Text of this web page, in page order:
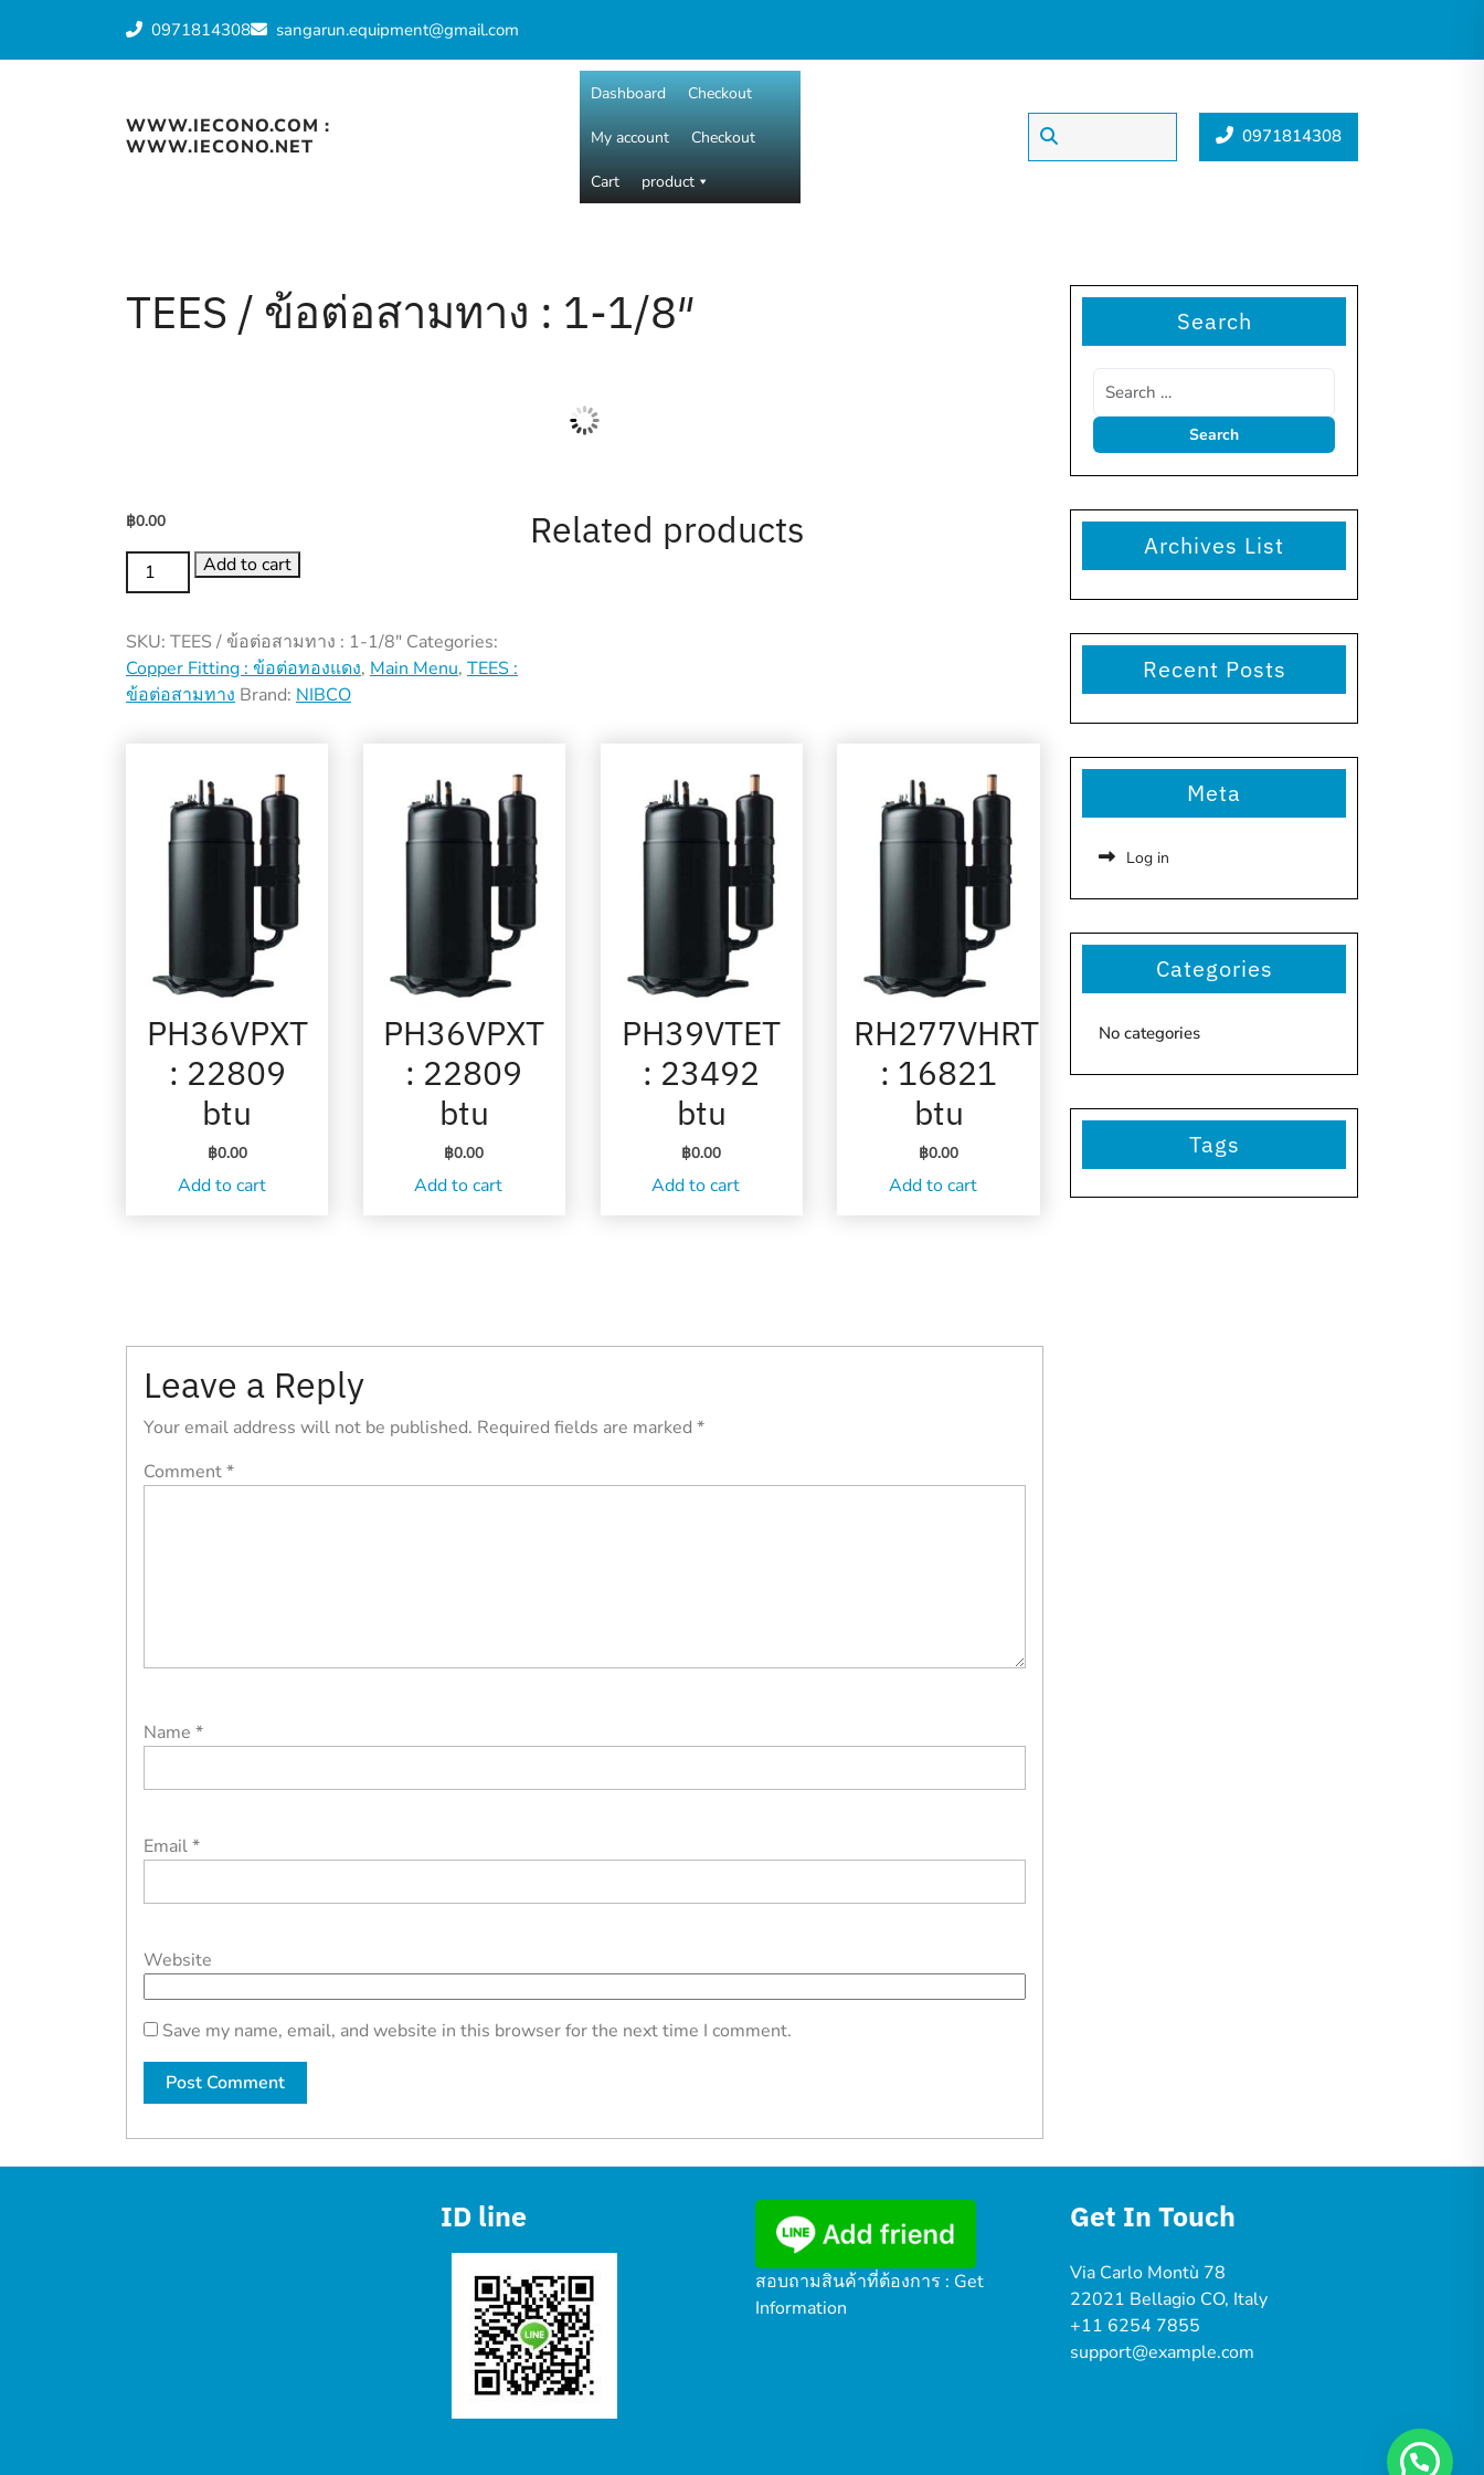
content
0971814308 sangarun.equipment@gmail.com
WWW.IECONO.COM :
WWW.IECONO.NET
Dashboard Checkout
My account Checkout
Cart product
0971814308
TEES / ข้อต่อสามทาง : 1-1/8″
฿0.00
TEES
/
ต่อ
สาม
ทาง
quantity
Add to cart
SKU: TEES / ข้อต่อสามทาง : 1-1/8" Categories:
Copper Fitting : ข้อต่อทองแดง, Main Menu, TEES :
ข้อต่อสามทาง Brand: NIBCO
Related products
PH36VPXT
: 22809
btu
฿0.00
Add to cart
PH36VPXT
: 22809
btu
฿0.00
Add to cart
PH39VTET
: 23492
btu
฿0.00
Add to cart
RH277VHRT
: 16821
btu
฿0.00
Add to cart
Post
navigation
Leave a Reply
Your email address will not be published. Required fields are marked *
Comment*
Name *
Email*
Website
Save my name, email, and website in this browser for the next time I comment.
Search
Archives List
Recent Posts
Meta
Log in
Categories
No categories
Tags
ID line
สอบถามสินค้าที่ต้องการ : Get
Information
Get In Touch
Via Carlo Montù 78
22021 Bellagio CO, Italy
+11 6254 7855
support@example.com